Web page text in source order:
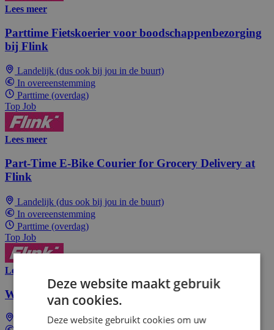
Lees meer
Parttime Fietskoerier voor boodschappenbezorging
bij Flink
Landelijk (dus ook bij jou in de buurt)
In overeenstemming
Parttime (overdag)
Top Job
Lees meer
Part-Time E-Bike Courier for Grocery Delivery at
Flink
Landelijk (dus ook bij jou in de buurt)
In overeenstemming
Parttime (overdag)
Top Job
Lees meer
Wordt Hiker (auto's vervoeren) bij Easy Way!
Landelijk (dus ook bij jou in de buurt)
Deze website maakt gebruik
van cookies.
Deze website gebruikt cookies om uw